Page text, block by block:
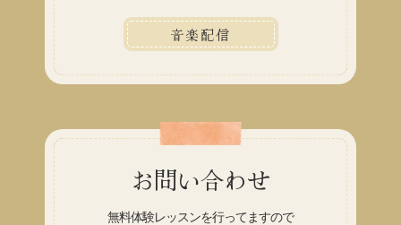
音楽配信
お問い合わせ
無料体験レッスンを行ってますので